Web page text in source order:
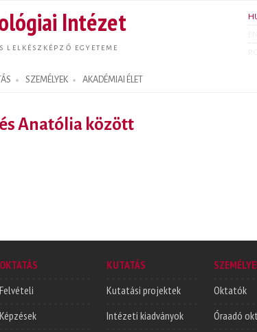
tartalomra
Intézet
EGYETEME
SZEMÉLYEK AKADÉMIAI ÉLET
Anatólia között
OKTATÁS
Felvételi
Képzések
KUTATÁS
Kutatási projektek
Intézeti kiadványok
Oktatók
Óraadó